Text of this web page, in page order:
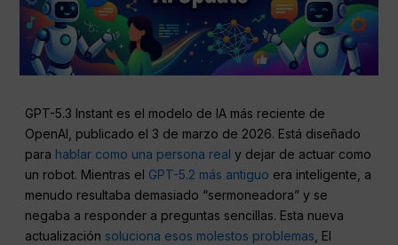
GPT-5.3 Instant es el modelo de IA más reciente de
OpenAI, publicado el 3 de marzo de 2026. Está diseñado
para hablar como una persona real y dejar de actuar como
un robot. Mientras el GPT-5.2 más antiguo era inteligente, a
menudo resultaba demasiado “sermoneadora” y se
negaba a responder a preguntas sencillas. Esta nueva
actualización soluciona esos molestos problemas , El